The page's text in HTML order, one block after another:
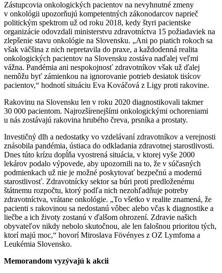
Zástupcovia onkologických pacientov na nevyhnutné zmeny
v onkológii upozorňujú kompetentných zákonodarcov naprieč
politickým spektrom už od roku 2018, kedy štyri pacientske
organizácie odovzdali ministerstvu zdravotníctva 15 požiadaviek na
zlepšenie stavu onkológie na Slovensku. „Ani po piatich rokoch sa
však väčšina z nich nepretavila do praxe, a každodenná realita
onkologických pacientov na Slovensku zostáva naďalej veľmi
vážna. Pandémia ani nespokojnosť zdravotníkov však už ďalej
nemôžu byť zámienkou na ignorovanie potrieb desiatok tisícov
pacientov,“ hodnotí situáciu Eva Kováčová z Ligy proti rakovine.
Rakovinu na Slovensku len v roku 2020 diagnostikovali takmer
30 000 pacientom. Najrozšírenejšími onkologickými ochoreniami
u nás zostávajú rakovina hrubého čreva, prsníka a prostaty.
Investičný dlh a nedostatky vo vzdelávaní zdravotníkov a verejnosti
znásobila pandémia, ústiaca do odkladania zdravotnej starostlivosti.
Dnes túto krízu dopĺňa vyostrená situácia, v ktorej vyše 2000
lekárov podalo výpovede, aby upozornili na to, že v súčasných
podmienkach už nie je možné poskytovať bezpečnú a modernú
starostlivosť. Zdravotnícky sektor sa búri proti predloženému
štátnemu rozpočtu, ktorý podľa nich nezohľadňuje potreby
zdravotníctva, vrátane onkológie. „To všetko v realite znamená, že
pacienti s rakovinou sa nedostanú vôbec alebo včas k diagnostike a
liečbe a ich životy zostanú v ďalšom ohrození. Zdravie našich
obyvateľov nikdy nebolo skutočnou, ale len falošnou prioritou tých,
ktorí majú moc,“ hovorí Miroslava Fövényes z OZ Lymfoma a
Leukémia Slovensko.
Memorandom vyzývajú k akcii